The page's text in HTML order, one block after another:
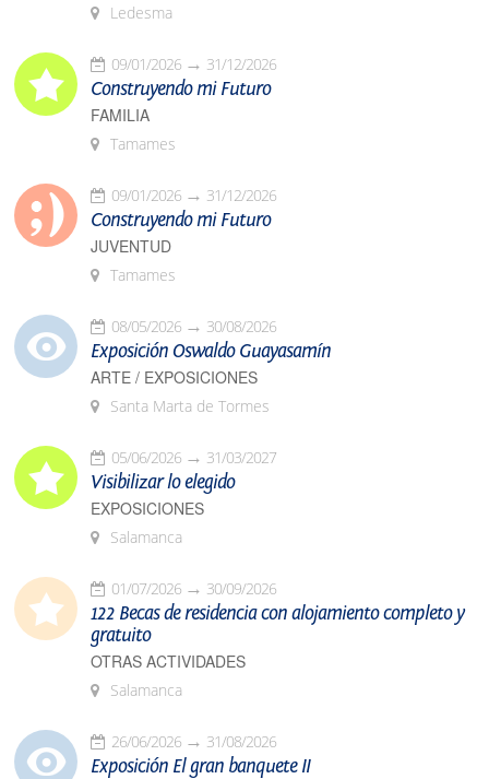
Ledesma
09/01/2026 31/12/2026
Construyendo mi Futuro
FAMILIA
Tamames
09/01/2026 31/12/2026
Construyendo mi Futuro
JUVENTUD
Tamames
08/05/2026 30/08/2026
Exposición Oswaldo Guayasamín
ARTE / EXPOSICIONES
Santa Marta de Tormes
05/06/2026 31/03/2027
Visibilizar lo elegido
EXPOSICIONES
Salamanca
01/07/2026 30/09/2026
122 Becas de residencia con alojamiento completo y
gratuito
OTRAS ACTIVIDADES
Salamanca
26/06/2026 31/08/2026
Exposición El gran banquete II